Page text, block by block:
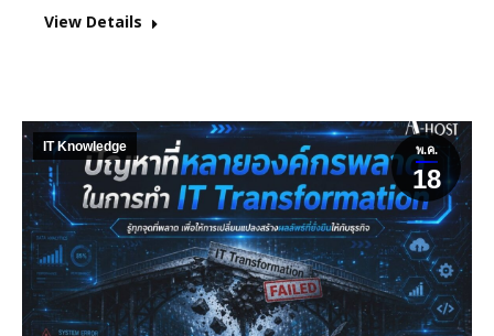
View Details
พ.ค.
18
IT Knowledge